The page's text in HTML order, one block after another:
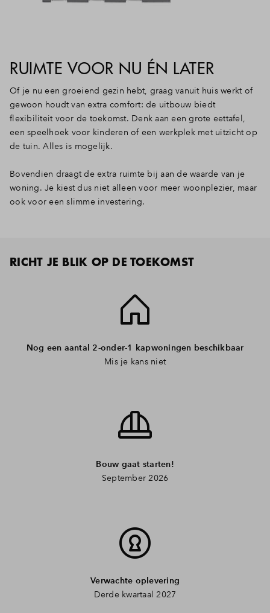
RUIMTE VOOR NU ÉN LATER
Of je nu een groeiend gezin hebt, graag vanuit huis werkt of
gewoon houdt van extra comfort: de uitbouw biedt
flexibiliteit voor de toekomst. Denk aan een grote eettafel,
een speelhoek voor kinderen of een werkplek met uitzicht op
de tuin. Alles is mogelijk.
Bovendien draagt de extra ruimte bij aan de waarde van je
woning. Je kiest dus niet alleen voor meer woonplezier, maar
ook voor een slimme investering.
RICHT JE BLIK OP DE TOEKOMST
Nog een aantal 2-onder-1 kapwoningen beschikbaar
Mis je kans niet
Bouw gaat starten!
September 2026
Verwachte oplevering
Derde kwartaal 2027